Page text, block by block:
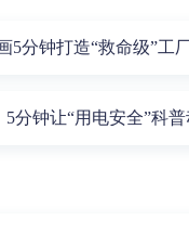
5分钟打造“救命级”工
分钟让“用电安全”科普